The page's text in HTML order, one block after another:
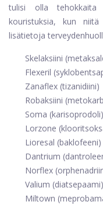
tulisi olla tehokkaita
kouristuksia, kun
lisätietoja
Skelaksiini
Flexeril
Zanaflex (tizanidiini)
Robaksiini
Soma (karisoprodoli)
Lorzone
Lioresal (baklofeeni)
Dantrium
Norflex
Valium (diatsepaami)
Miltown